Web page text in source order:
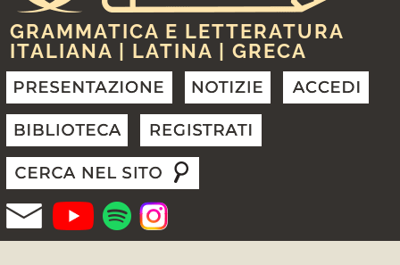
GRAMMATICA E LETTERATURA
ITALIANA | LATINA | GRECA